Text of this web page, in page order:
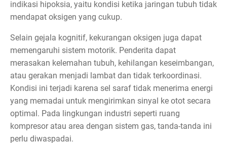
indikasi hipoksia, yaitu kondisi ketika jaringan tubuh tidak
mendapat oksigen yang cukup.
Selain gejala kognitif, kekurangan oksigen juga dapat
memengaruhi sistem motorik. Penderita dapat
merasakan kelemahan tubuh, kehilangan keseimbangan,
atau gerakan menjadi lambat dan tidak terkoordinasi.
Kondisi ini terjadi karena sel saraf tidak menerima energi
yang memadai untuk mengirimkan sinyal ke otot secara
optimal. Pada lingkungan industri seperti ruang
kompresor atau area dengan sistem gas, tanda-tanda ini
perlu diwaspadai.